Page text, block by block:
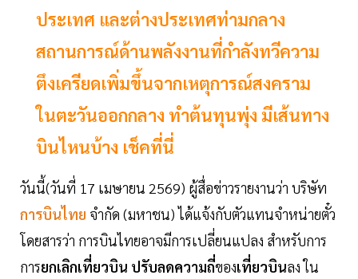
ประเทศ และต่างประเทศท่ามกลาง
สถานการณ์ด้านพลังงานที่กำลังทวีความ
ตึงเครียดเพิ่มขึ้นจากเหตุการณ์สงคราม
ในตะวันออกกลาง ทำต้นทุนพุ่ง มีเส้นทาง
บินไหนบ้าง เช็คที่นี่
วันนี้(วันที่ 17 เมษายน 2569) ผู้สื่อข่าวรายงานว่า บริษัท
การบินไทย จำกัด (มหาชน) ได้แจ้งกับตัวแทนจำหน่ายตั๋ว
โดยสารว่า การบินไทยอาจมีการเปลี่ยนแปลง สำหรับการ
การยกเลิกเที่ยวบิน ปรับลดความถี่ของเที่ยวบินลง ใน